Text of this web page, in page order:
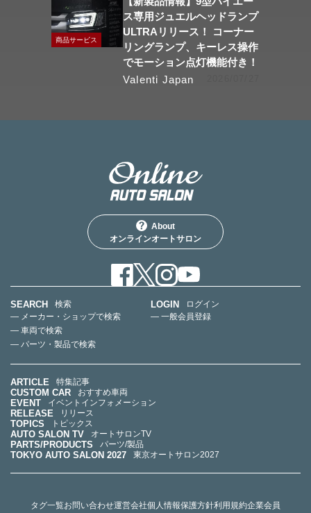
商品サービス
ス専用ジュエルヘッドランプ
ULTRAリリース！ コーナー
リングランプ、キーレス操作
でモーション点灯機能付き！
Valenti Japan
About
オンラインオートサロン
SEARCH
検索
— メーカー・ショップで検索
— 車両で検索
— パーツ・製品で検索
LOGIN
ログイン
— 一般会員登録
ARTICLE 特集記事
CUSTOM CAR おすすめ車両
EVENT イベントインフォメーション
RELEASE リリース
TOPICS トピックス
AUTO SALON TV オートサロンTV
PARTS/PRODUCTS パーツ/製品
TOKYO AUTO SALON 2027 東京オートサロン2027
タグ一覧お問い合わせ運営会社個人情報保護方針利用規約企業会員